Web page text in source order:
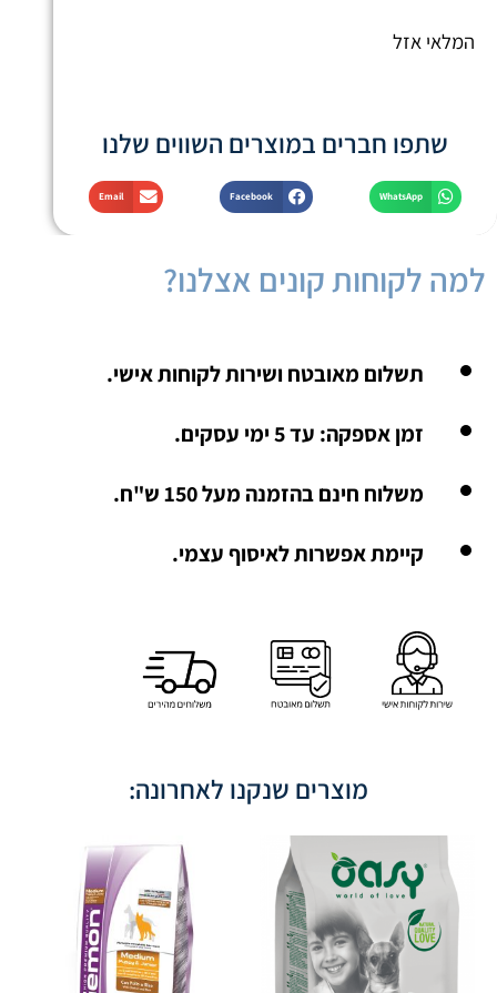
המלאי אזל
שתפו חברים במוצרים השווים שלנו
WhatsApp
Facebook
Email
למה לקוחות קונים אצלנו?
תשלום מאובטח ושירות לקוחות אישי.
זמן אספקה: עד 5 ימי עסקים.
משלוח חינם בהזמנה מעל 150 ש"ח.
קיימת אפשרות לאיסוף עצמי.
מוצרים שנקנו לאחרונה: